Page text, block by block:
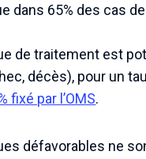
dans 65% des cas
de traitement est
décès), pour un
fixé par l’OMS.
défavorables ne